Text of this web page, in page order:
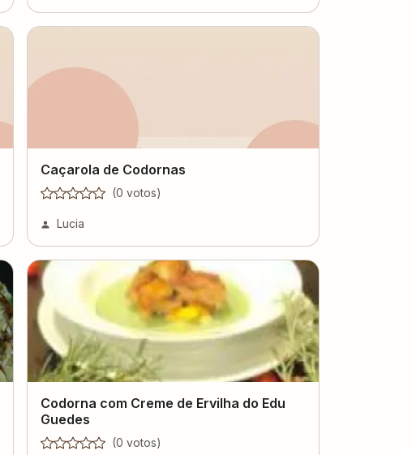
Caçarola de Codornas
(0 votos)
Lucia
Codorna com Creme de Ervilha do Edu
Guedes
(0 votos)